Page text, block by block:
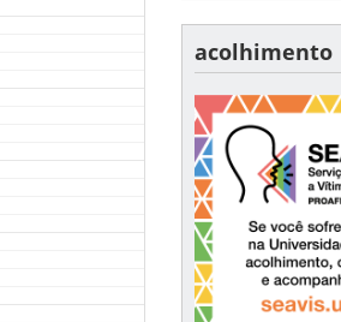
acolhimento